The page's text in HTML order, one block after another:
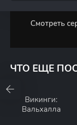
Смотреть
ЧТО ЕЩЕ
Викинги:
Вальхалла